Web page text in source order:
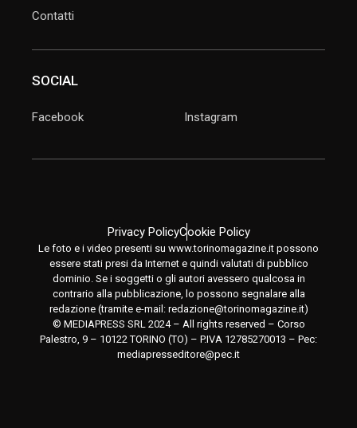
Contatti
SOCIAL
Facebook Instagram
Privacy PolicyCookie Policy
Le foto e i video presenti su www.torinomagazine.it possono
essere stati presi da Internet e quindi valutati di pubblico
dominio. Se i soggetti o gli autori avessero qualcosa in
contrario alla pubblicazione, lo possono segnalare alla
redazione (tramite e-mail: redazione@torinomagazine.it)
© MEDIAPRESS SRL 2024 – All rights reserved – Corso
Palestro, 9 – 10122 TORINO (TO) – P.IVA 12785270013 – Pec:
mediapresseditore@pec.it